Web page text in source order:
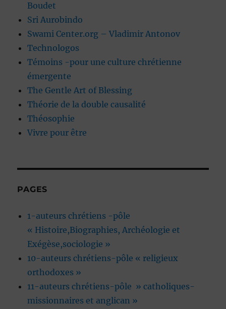
Boudet
Sri Aurobindo
Swami Center.org – Vladimir Antonov
Technologos
Témoins -pour une culture chrétienne
émergente
The Gentle Art of Blessing
Théorie de la double causalité
Théosophie
Vivre pour être
PAGES
1-auteurs chrétiens -pôle
« Histoire,Biographies, Archéologie et
Exégèse,sociologie »
10-auteurs chrétiens-pôle « religieux
orthodoxes »
11-auteurs chrétiens-pôle » catholiques-
missionnaires et anglican »